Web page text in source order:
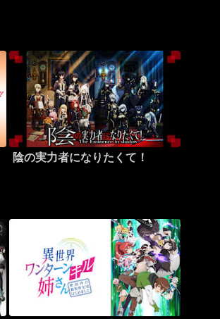
陰の実力者になりたくて！